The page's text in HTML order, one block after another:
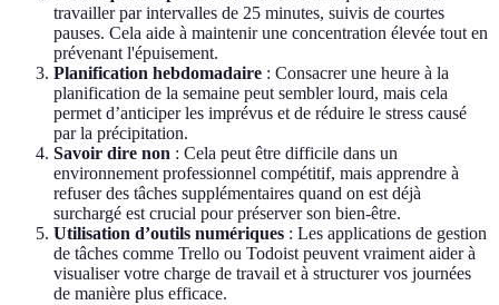
travailler par intervalles de 25 minutes, suivis de courtes
pauses. Cela aide à maintenir une concentration élevée tout en
prévenant l'épuisement.
Planification hebdomadaire : Consacrer une heure à la
planification de la semaine peut sembler lourd, mais cela
permet d’anticiper les imprévus et de réduire le stress causé
par la précipitation.
Savoir dire non : Cela peut être difficile dans un
environnement professionnel compétitif, mais apprendre à
refuser des tâches supplémentaires quand on est déjà
surchargé est crucial pour préserver son bien-être.
Utilisation d’outils numériques : Les applications de gestion
de tâches comme Trello ou Todoist peuvent vraiment aider à
visualiser votre charge de travail et à structurer vos journées
de manière plus efficace.